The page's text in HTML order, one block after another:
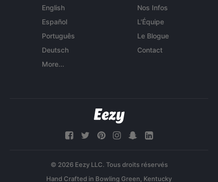
English
Español
Português
Deutsch
More...
Nos Infos
L'Équipe
Le Blogue
Contact
© 2026 Eezy LLC. Tous droits réservés